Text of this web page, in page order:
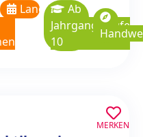
Langzeitpraktikum
Ab
Jahrgangsstufe
10
MERKEN